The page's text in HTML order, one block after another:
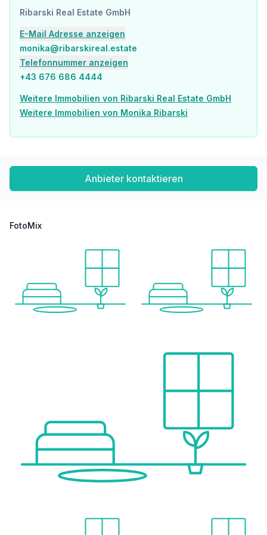
Ribarski Real Estate GmbH
E-Mail Adresse anzeigen
monika@ribarskireal.estate
Telefonnummer anzeigen
+43 676 686 4444
Weitere Immobilien von Ribarski Real Estate GmbH
Weitere Immobilien von Monika Ribarski
Anbieter kontaktieren
FotoMix